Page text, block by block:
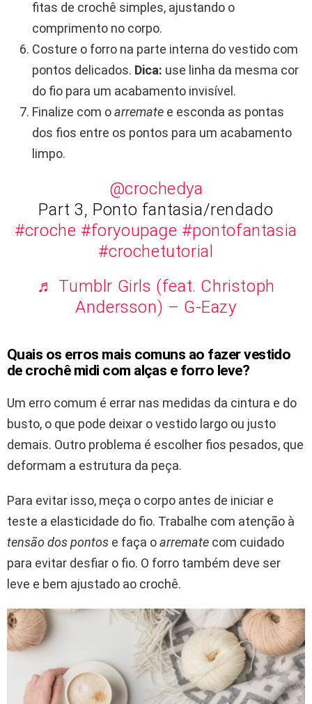
fitas de crochê simples, ajustando o
comprimento no corpo.
Costure o forro na parte interna do vestido com
pontos delicados. Dica: use linha da mesma cor
do fio para um acabamento invisível.
Finalize com oarremate e esconda as pontas
dos fios entre os pontos para um acabamento
limpo.
@crochedya
Part 3, Ponto fantasia/rendado
#croche #foryoupage #pontofantasia
#crochetutorial
♬ Tumblr Girls (feat. Christoph
Andersson) – G-Eazy
Quais os erros mais comuns ao fazer vestido
de crochê midi com alças e forro leve?
Um erro comum é errar nas medidas da cintura e do
busto, o que pode deixar o vestido largo ou justo
demais. Outro problema é escolher fios pesados, que
deformam a estrutura da peça.
Para evitar isso, meça o corpo antes de iniciar e
teste a elasticidade do fio. Trabalhe com atenção à
tensão dos pontos e faça oarremate com cuidado
para evitar desfiar o fio. O forro também deve ser
leve e bem ajustado ao crochê.